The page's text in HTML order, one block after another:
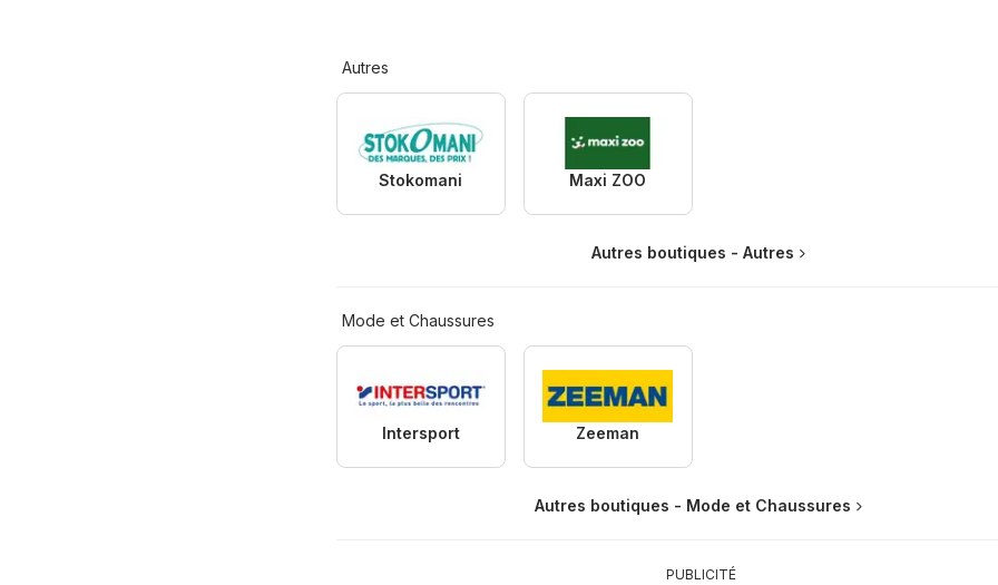
Autres
Stokomani Maxi ZOO
Autres boutiques - Autres
Mode et Chaussures
Intersport Zeeman
Autres boutiques - Mode et Chaussures
PUBLICITÉ